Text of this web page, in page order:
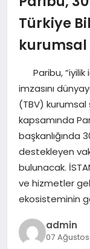
SPOR
TEKNOLOJİ
SAĞLIK
MAGAZİN
Türkiye
kurumsal
Paribu, “iyilik
imzasını
(TBV)
kapsamında
başkanlığında
destekleyen
bulunacak.
ve hizmetler
ekosisteminin
admin
07